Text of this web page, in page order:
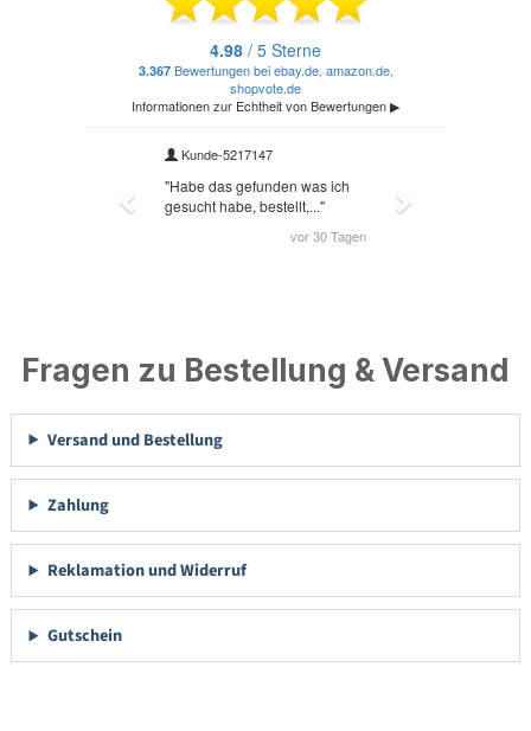
Fragen zu Bestellung & Versand
Versand und Bestellung
Zahlung
Reklamation und Widerruf
Gutschein